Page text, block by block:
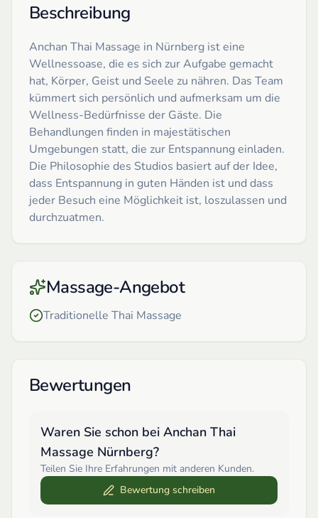
Beschreibung
Anchan Thai Massage in Nürnberg ist eine
Wellnessoase, die es sich zur Aufgabe gemacht
hat, Körper, Geist und Seele zu nähren. Das Team
kümmert sich persönlich und aufmerksam um die
Wellness-Bedürfnisse der Gäste. Die
Behandlungen finden in majestätischen
Umgebungen statt, die zur Entspannung einladen.
Die Philosophie des Studios basiert auf der Idee,
dass Entspannung in guten Händen ist und dass
jeder Besuch eine Möglichkeit ist, loszulassen und
durchzuatmen.
Massage-Angebot
Traditionelle Thai Massage
Bewertungen
Waren Sie schon bei Anchan Thai
Massage Nürnberg?
Teilen Sie Ihre Erfahrungen mit anderen Kunden.
Bewertung schreiben